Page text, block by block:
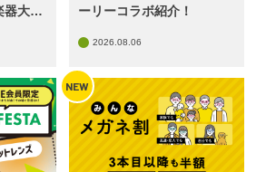
器大分
ーリーコラボ紹介！
2026.08.06
NEW